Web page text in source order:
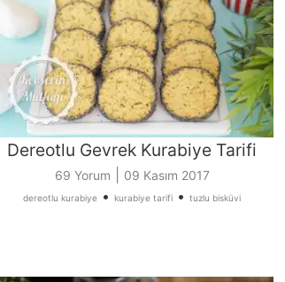
Dereotlu Gevrek Kurabiye Tarifi
69 Yorum 09 Kasım 2017
dereotlu kurabiye • kurabiye tarifi • tuzlu bisküvi